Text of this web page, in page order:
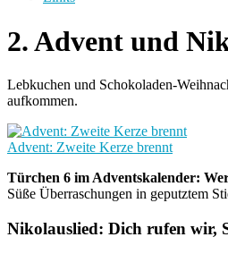
2. Advent und
Lebkuchen und Schokoladen-
aufkommen.
Advent: Zweite Kerze brennt
Türchen 6 im Adventskalender:
Süße Überraschungen in geputztem
Nikolauslied: Dich rufen wir,